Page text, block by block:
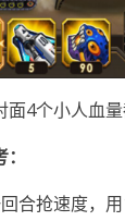
面4个小人血
：
合抢速度，